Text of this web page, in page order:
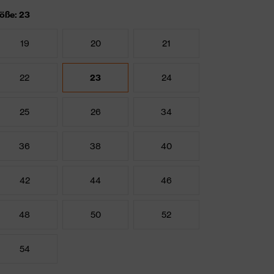
23
19 20 21
22 23 24
25 26 34
36 38 40
42 44 46
48 50 52
54